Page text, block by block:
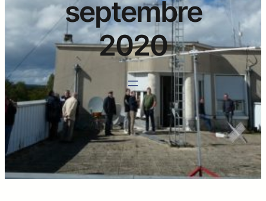
septembre
2020